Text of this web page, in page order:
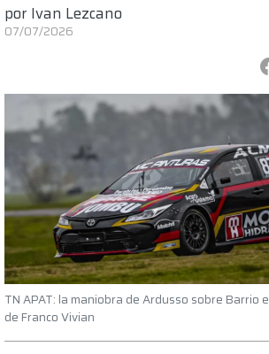
por Ivan Lezcano
07/07/2026
TN APAT: la maniobra de Ardusso sobre Barrio
de Franco Vivian